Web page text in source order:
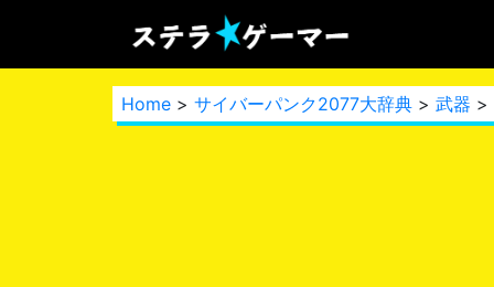
Home > サイバーパンク2077大辞典 > 武器 >